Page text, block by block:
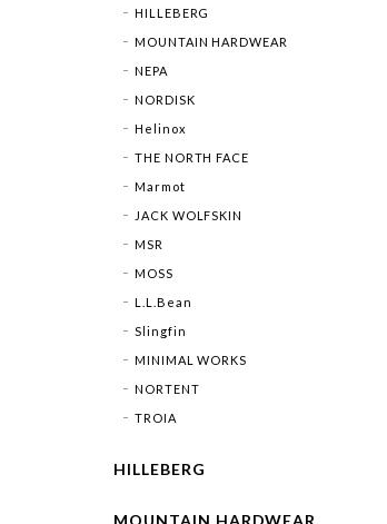
HILLEBERG
MOUNTAIN HARDWEAR
NEPA
NORDISK
Helinox
THE NORTH FACE
Marmot
JACK WOLFSKIN
MSR
MOSS
L.L.Bean
Slingfin
MINIMAL WORKS
NORTENT
TROIA
HILLEBERG
MOUNTAIN HARDWEAR